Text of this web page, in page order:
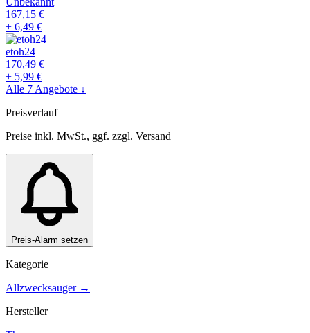
167,15 €
+ 6,49 €
etoh24
170,49 €
+ 5,99 €
Alle 7 Angebote ↓
Preisverlauf
Preise inkl. MwSt., ggf. zzgl. Versand
Preis-Alarm setzen
Kategorie
Allzwecksauger→
Hersteller